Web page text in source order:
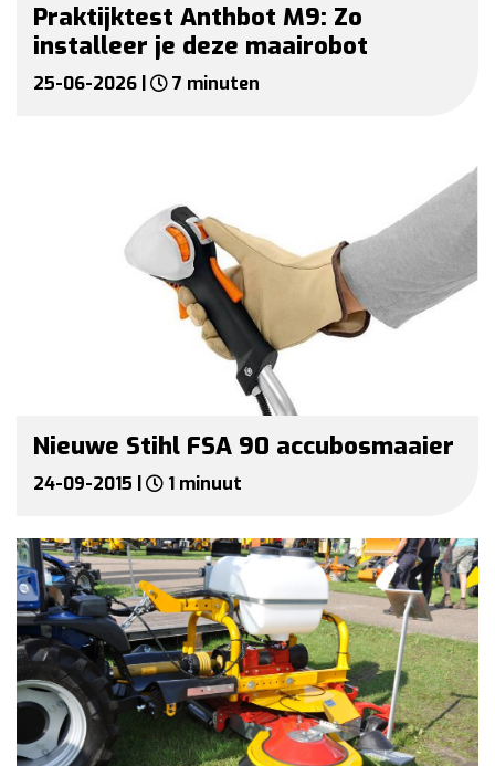
Praktijktest Anthbot M9: Zo
installeer je deze maairobot
25-06-2026 | 7 minuten
Nieuwe Stihl FSA 90 accubosmaaier
24-09-2015 | 1 minuut